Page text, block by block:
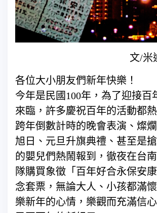
文/米
各位大小朋友們新年快樂！
今年是民國100年，為了迎接百
來臨，許多慶祝百年的活動都
跨年倒數計時的晚會表演、燦
旭日、元旦升旗典禮、甚至是
的嬰兒們熱鬧報到，徹夜在台
隊購買象徵「百年好合永保安
念套票，無論大人、小孩都滿
樂新年的心情，樂觀而充滿信